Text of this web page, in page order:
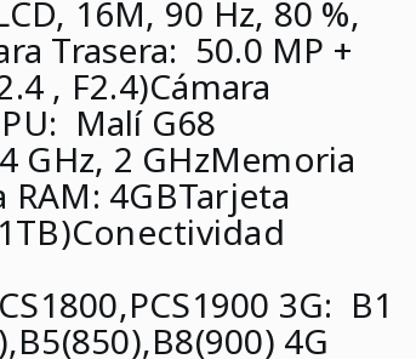
16M, 90 Hz, 80 %,
Trasera: 50.0 MP +
, F2.4)Cámara
Malí G68
GHz, 2 GHzMemoria
RAM: 4GBTarjeta
Conectividad
3G: B1
4G